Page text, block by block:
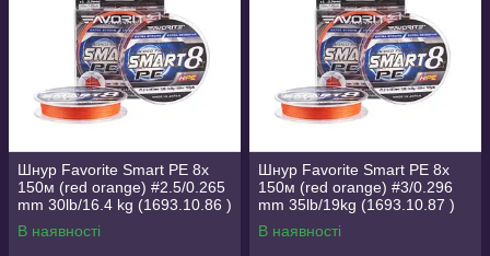
Шнур Favorite Smart PE 8x
150м (red orange) #2.5/0.265
mm 30lb/16.4 kg (1693.10.86 )
В наявності
Шнур Favorite Smart PE 8x
150м (red orange) #3/0.296
mm 35lb/19kg (1693.10.87 )
В наявності